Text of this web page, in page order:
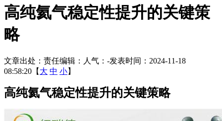
高纯氦气稳定性提升的关键策
略
文章出处： 责任编辑： 人气： -发表时间：2024-11-18
08:58:20【 大 中 小】
高纯氦气稳定性提升的关键策略